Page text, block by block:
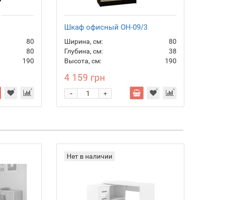
80
80
190
Шкаф офисный ОН-09/3
Ширина, см:
80
Глубина, см:
38
Высота, см:
190
4 159 грн
+
-
Нет в наличии